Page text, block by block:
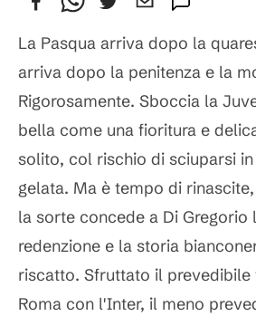
La Pasqua arriva dopo la
arriva dopo la penitenza e la
Rigorosamente. Sboccia la
bella come una fioritura e
solito, col rischio di sciuparsi
gelata. Ma è tempo di
la sorte concede a Di Gregorio
redenzione e la storia
riscatto. Sfruttato il
Roma con l'Inter, il meno